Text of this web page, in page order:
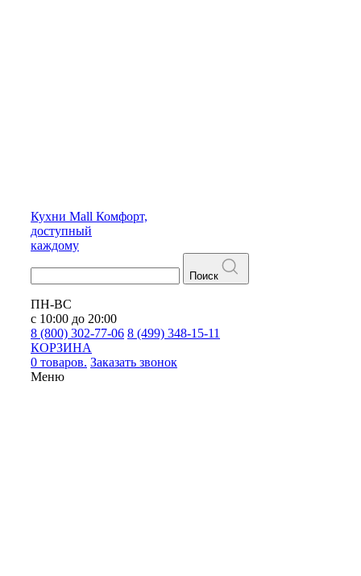
Кухни Mall Комфорт,
доступный
каждому
Поиск
ПН-ВС
с 10:00 до 20:00
8 (800) 302-77-06 8 (499) 348-15-11
КОРЗИНА
0 товаров. Заказать звонок
Меню